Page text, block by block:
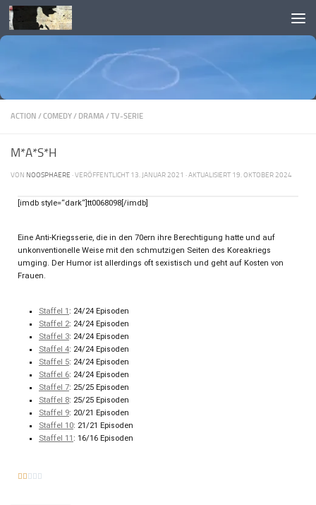
Skip to content
ACTION / COMEDY/ DRAMA / TV-SERIE
M*A*S*H
VON NOOSPHAERE · VERÖFFENTLICHT 13. JANUAR 2021 · AKTUALISIERT 19. OKTOBER 2024
[imdb style=“dark“]tt0068098[/imdb]
Eine Anti-Kriegsserie, die in den 70ern ihre Berechtigung hatte und auf
unkonventionelle Weise mit den schmutzigen Seiten des Koreakriegs
umging. Der Humor ist allerdings oft sexistisch und geht auf Kosten von
Frauen.
Staffel 1: 24/24 Episoden
Staffel 2: 24/24 Episoden
Staffel 3: 24/24 Episoden
Staffel 4: 24/24 Episoden
Staffel 5: 24/24 Episoden
Staffel 6: 24/24 Episoden
Staffel 7: 25/25 Episoden
Staffel 8: 25/25 Episoden
Staffel 9: 20/21 Episoden
Staffel 10: 21/21 Episoden
Staffel 11: 16/16 Episoden
